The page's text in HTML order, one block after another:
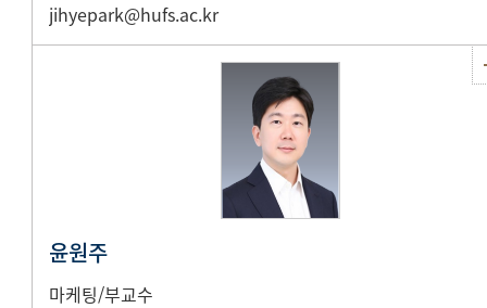
jihyepark@hufs.ac.kr
윤원주
마케팅/부교수